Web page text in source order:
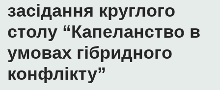
засідання круглого
столу “Капеланство в
умовах гібридного
конфлікту”